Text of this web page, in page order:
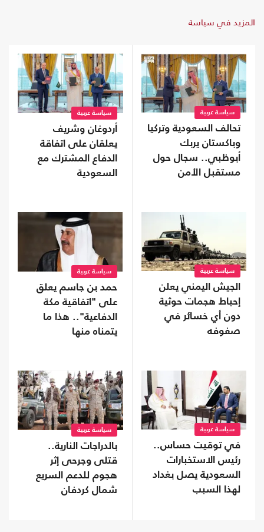
المزيد في سياسة
سياسة عربية
تحالف السعودية وتركيا
وباكستان يربك
أبوظبي.. سجال حول
مستقبل الأمن
سياسة عربية
أردوغان وشريف
يعلقان على اتفاقة
الدفاع المشترك مع
السعودية
سياسة عربية
الجيش اليمني يعلن
إحباط هجمات حوثية
دون أي خسائر في
صفوفه
سياسة عربية
حمد بن جاسم يعلق
على "اتفاقية مكة
الدفاعية".. هذا ما
يتمناه منها
سياسة عربية
في توقيت حساس..
رئيس الاستخبارات
السعودية يصل بغداد
لهذا السبب
سياسة عربية
بالدراجات النارية..
قتلى وجرحى إثر
هجوم للدعم السريع
شمال كردفان